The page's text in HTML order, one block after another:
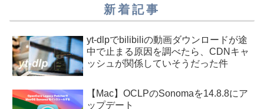
新着記事
yt-dlpでbilibiliの動画ダウンロードが途
中で止まる原因を調べたら、CDNキャ
ッシュが関係していそうだった件
【Mac】OCLPのSonomaを14.8.8にア
ップデート